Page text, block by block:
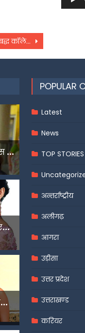
पटना: 39 और सम्बद्ध कॉलेजों को मिलेंगे 249 करोड़
म
ुझे फिल्मों में शोपीस की तरह इस्तेमाल किया गया-शहनाज गिल
र
श्मिका मंदाना ने एआई के बढ़ते दुरुपयोग पर जतायी नाराजगी
ज
ान्हवीने सोशल मीडियापर उठाये सवाल
POPULAR
Latest
News
TOP STORIES
अन्तर्राष्ट्रीय
अलीगढ़
आगरा
उड़ीसा
उत्तर प्रदेश
उत्तराखण्ड
करियर